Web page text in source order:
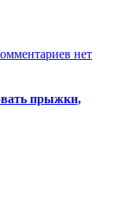
нет
прыжки,